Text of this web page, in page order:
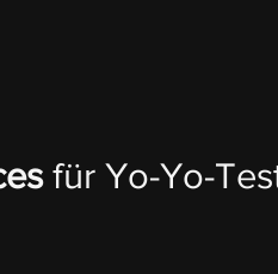
für Yo-Yo-